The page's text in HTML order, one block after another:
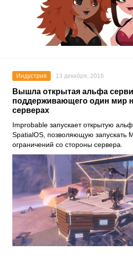
Индустрия 13 декабря, 2016
Вышла открытая альфа
поддерживающего один мир
серверах
Improbable запускает открытую
SpatialOS, позволяющую запускать
ограничений со стороны сервера.